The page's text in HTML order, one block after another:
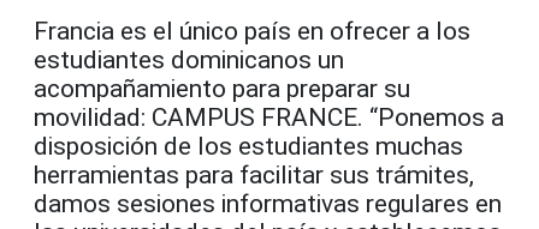
Francia es el único país en ofrecer a los
estudiantes dominicanos un
acompañamiento para preparar su
movilidad: CAMPUS FRANCE. “Ponemos a
disposición de los estudiantes muchas
herramientas para facilitar sus trámites,
damos sesiones informativas regulares en